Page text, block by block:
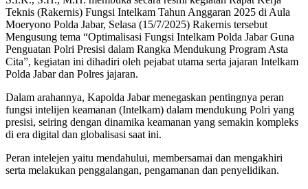
Teknis (Rakernis) Fungsi Intelkam Tahun Anggaran 2025 di Aula
Moeryono Polda Jabar, Selasa (15/7/2025) Rakernis tersebut
Mengusung tema “Optimalisasi Fungsi Intelkam Polda Jabar Guna
Penguatan Polri Presisi dalam Rangka Mendukung Program Asta
Cita”, kegiatan ini dihadiri oleh pejabat utama serta jajaran Intelkam
Polda Jabar dan Polres jajaran.
Dalam arahannya, Kapolda Jabar menegaskan pentingnya peran
fungsi intelijen keamanan (Intelkam) dalam mendukung Polri yang
presisi, seiring dengan dinamika keamanan yang semakin kompleks
di era digital dan globalisasi saat ini.
Peran intelejen yaitu mendahului, membersamai dan mengakhiri
serta melakukan penggalangan, pengamanan dan penyelidikan.